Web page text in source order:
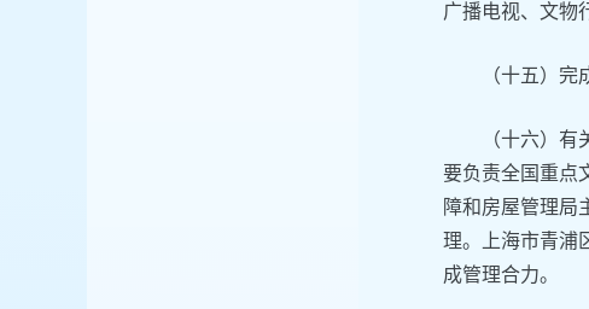
广播电视、文物
（十五）完
（十六）
要负责全国重点
障和房屋管理局
理。上海市青浦
成管理合力。